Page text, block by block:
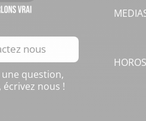
nous
question,
nous !